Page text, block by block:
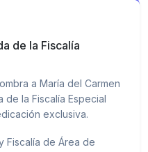
de la Fiscalía
a María del Carmen
la Fiscalía Especial
exclusiva.
Fiscalía de Área de